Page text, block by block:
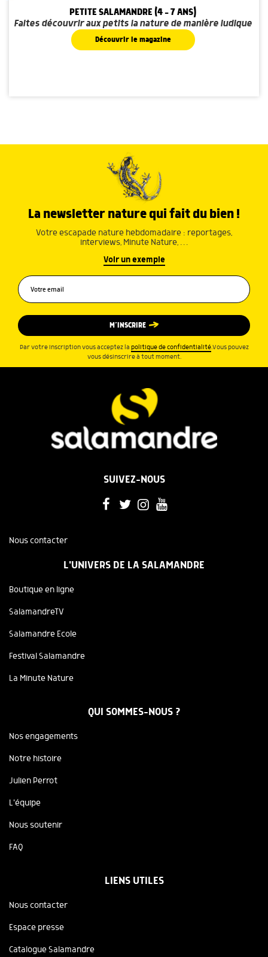
PETITE SALAMANDRE (4 - 7 ANS)
Faites découvrir aux petits la nature de manière ludique
Découvrir le magazine
La newsletter nature qui fait du bien !
Votre escapade nature hebdomadaire : reportages,
interviews, Minute Nature, …
Voir un exemple
M’INSCRIRE
Par votre inscription vous acceptez la politique de confidentialité.Vous pouvez
vous désinscrire à tout moment.
SUIVEZ-NOUS
Nous contacter
L'UNIVERS DE LA SALAMANDRE
Boutique en ligne
SalamandreTV
Salamandre Ecole
Festival Salamandre
La Minute Nature
QUI SOMMES-NOUS ?
Nos engagements
Notre histoire
Julien Perrot
L'équipe
Nous soutenir
FAQ
LIENS UTILES
Nous contacter
Espace presse
Catalogue Salamandre